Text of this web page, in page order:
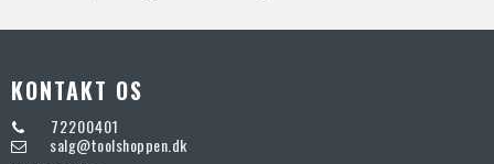
KONTAKT OS
72200401
salg@toolshoppen.dk